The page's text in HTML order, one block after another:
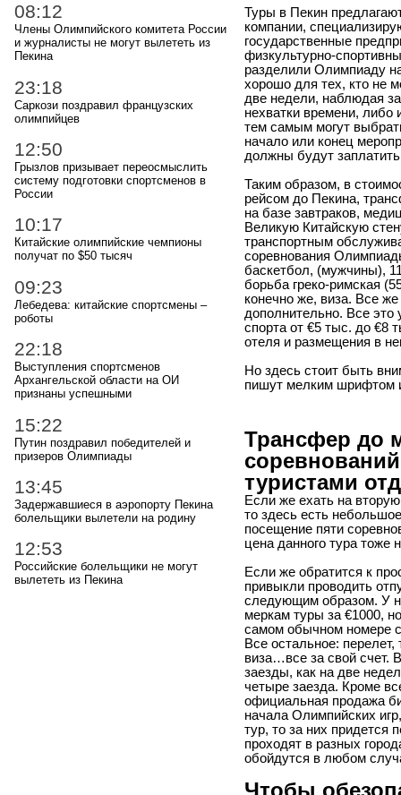
08:12
Члены Олимпийского комитета России
и журналисты не могут вылететь из
Пекина
23:18
Саркози поздравил французских
олимпийцев
12:50
Грызлов призывает переосмыслить
систему подготовки спортсменов в
России
10:17
Китайские олимпийские чемпионы
получат по $50 тысяч
09:23
Лебедева: китайские спортсмены –
роботы
22:18
Выступления спортсменов
Архангельской области на ОИ
признаны успешными
15:22
Путин поздравил победителей и
призеров Олимпиады
13:45
Задержавшиеся в аэропорту Пекина
болельщики вылетели на родину
12:53
Российские болельщики не могут
вылететь из Пекина
Туры в Пекин
компании,
государственные
физкультурно-
разделили Олимпиаду
хорошо для тех, кто не
две недели, наблюдая
нехватки времени, либо
тем самым могут
начало или конец
должны будут
Таким образом, в
рейсом до Пекина,
на базе завтраков,
Великую Китайскую
транспортным
соревнования
баскетбол, (мужчины),
борьба греко-римская
конечно же, виза. Все
дополнительно. Все
спорта от €5 тыс. до €8
отеля и размещения в
Но здесь стоит быть
пишут мелким шрифтом
Трансфер до
туристами
Если же ехать на
то здесь есть
посещение пяти
цена данного тура тоже
Если же обратится к
привыкли проводить
следующим образом. У
меркам туры за €1000,
самом обычном номере
Все остальное:
виза…все за свой счет.
заезды, как на две
четыре заезда. Кроме
официальная продажа
начала Олимпийских
тур, то за них придется
проходят в разных
обойдутся в любом